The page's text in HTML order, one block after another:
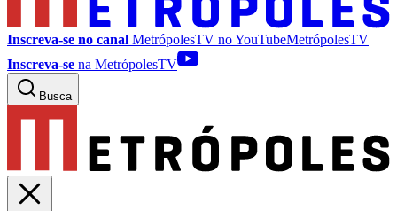
Inscreva-se no canal MetrópolesTV noYouTubeMetrópolesTV
Inscreva-se na MetrópolesTV
Busca